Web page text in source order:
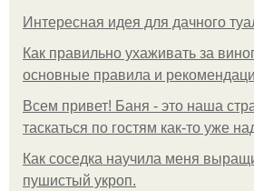
Интересная идея для дачного
Как правильно ухаживать за
основные правила и
Всем привет! Баня - это наша
таскаться по гостям как-то уже
Как соседка научила меня
пушистый укроп.